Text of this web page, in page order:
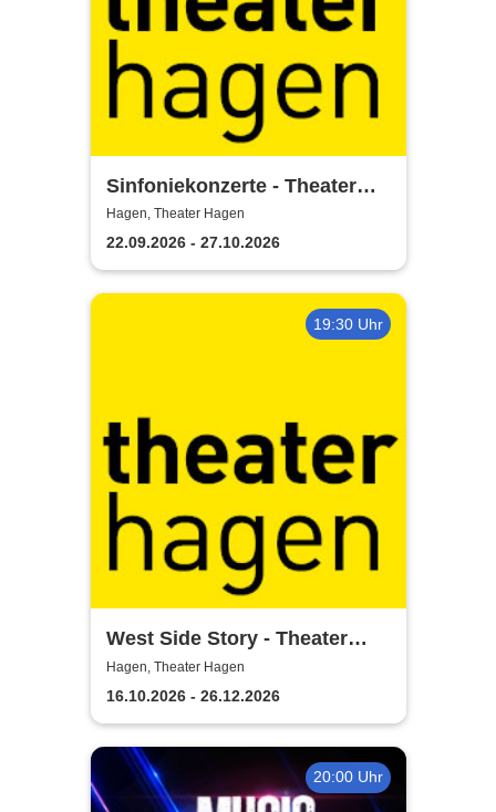
Sinfoniekonzerte - Theater
Hagen
Hagen, Theater Hagen
22.09.2026 - 27.10.2026
19:30 Uhr
West Side Story - Theater
Hagen
Hagen, Theater Hagen
16.10.2026 - 26.12.2026
20:00 Uhr